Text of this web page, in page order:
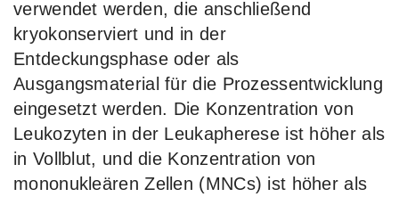
verwendet werden, die anschließend
kryokonserviert und in der
Entdeckungsphase oder als
Ausgangsmaterial für die Prozessentwicklung
eingesetzt werden. Die Konzentration von
Leukozyten in der Leukapherese ist höher als
in Vollblut, und die Konzentration von
mononukleären Zellen (MNCs) ist höher als